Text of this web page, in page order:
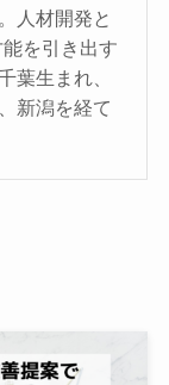
人材開発と
を引き出す
葉生まれ、
新潟を経て